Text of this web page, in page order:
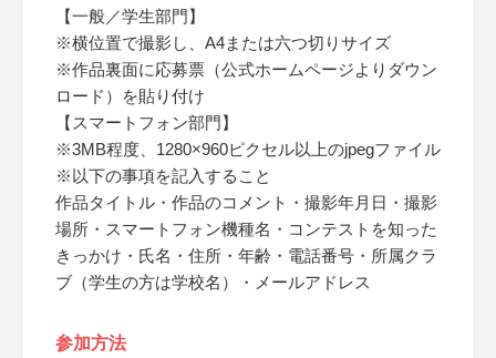
【一般／学生部門】
※横位置で撮影し、A4または六つ切りサイズ
※作品裏面に応募票（公式ホームページよりダウン
ロード）を貼り付け
【スマートフォン部門】
※3MB程度、1280×960ピクセル以上のjpegファイル
※以下の事項を記入すること
作品タイトル・作品のコメント・撮影年月日・撮影
場所・スマートフォン機種名・コンテストを知った
きっかけ・氏名・住所・年齢・電話番号・所属クラ
ブ（学生の方は学校名）・メールアドレス
参加方法